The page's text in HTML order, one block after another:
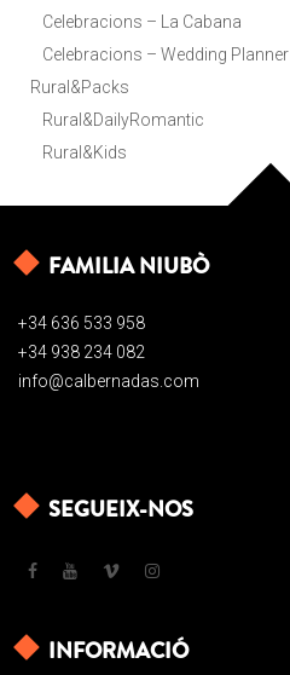
Celebracions – La Cabana
Celebracions – Wedding Planner
Rural&Packs
Rural&DailyRomantic
Rural&Kids
FAMILIA NIUBÒ
+34 636 533 958
+34 938 234 082
info@calbernadas.com
SEGUEIX-NOS
INFORMACIÓ